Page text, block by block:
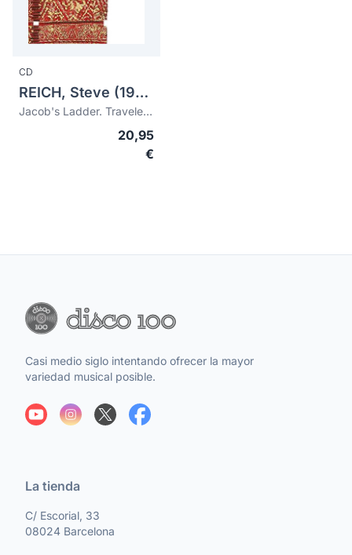
CD
REICH, Steve (1936)
Jacob's Ladder. Traveler's Prayer
20,95
€
Casi medio siglo intentando ofrecer la mayor
variedad musical posible.
La tienda
C/ Escorial, 33
08024 Barcelona